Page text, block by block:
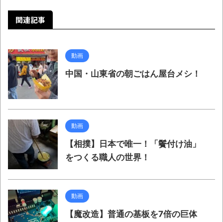
関連記事
動画
中国・山東省の朝ごはん屋台メシ！
動画
【相撲】日本で唯一！「鬢付け油」
をつくる職人の世界！
動画
【魔改造】普通の基板を7倍の巨体